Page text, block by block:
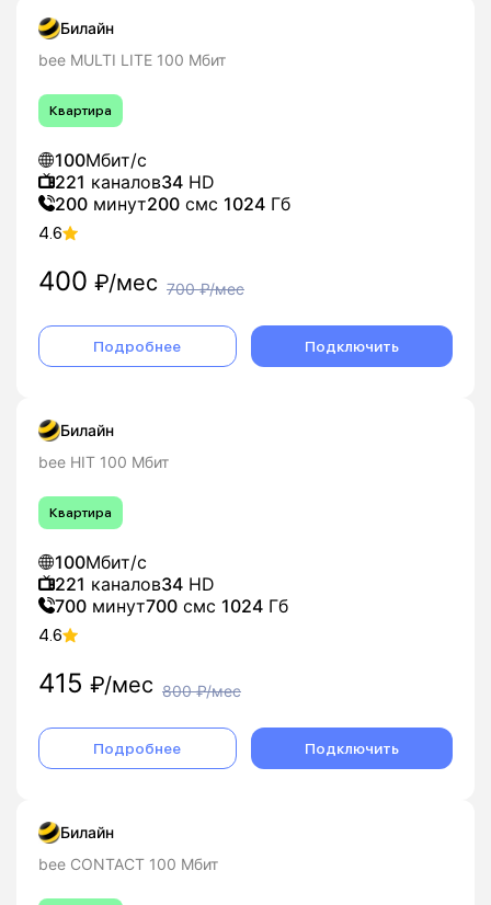
Билайн
bee MULTI LITE 100 Мбит
Квартира
100Мбит/с
221 каналов34 HD
200 минут200 смс 1024 Гб
4.6
400 ₽/мес 700₽/мес
Подробнее Подключить
Билайн
bee HIT 100 Мбит
Квартира
100Мбит/с
221 каналов34 HD
700 минут700 смс 1024 Гб
4.6
415 ₽/мес 800₽/мес
Подробнее Подключить
Билайн
bee CONTACT 100 Мбит